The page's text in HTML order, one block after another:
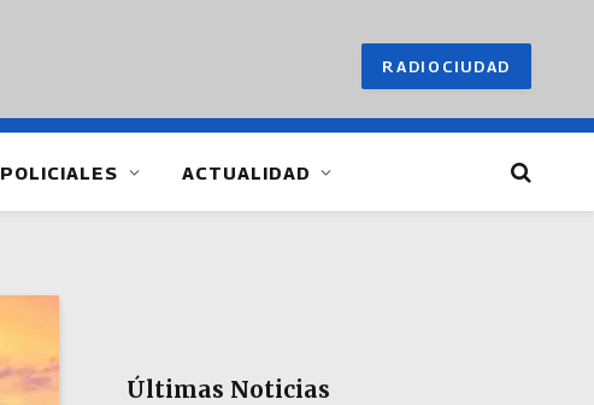
RADIOCIUDAD
POLICIALES ACTUALIDAD
Últimas Noticias